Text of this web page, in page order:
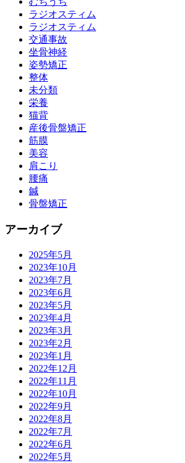
ラジオスティム
ラジオスティム
交通事故
坐骨神経
姿勢矯正
整体
未分類
栄養
猫背
産後骨盤矯正
筋膜
美容
肩こり
腰痛
鍼
骨盤矯正
アーカイブ
2025年5月
2023年10月
2023年7月
2023年6月
2023年5月
2023年4月
2023年3月
2023年2月
2023年1月
2022年12月
2022年11月
2022年10月
2022年9月
2022年8月
2022年7月
2022年6月
2022年5月